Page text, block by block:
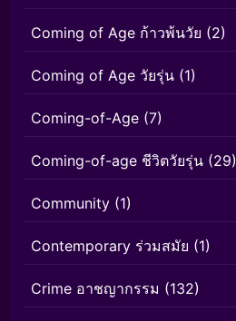
Coming of Age ก้าวพ้นวัย (2)
Coming of Age วัยรุ่น (1)
Coming-of-Age (7)
Coming-of-age ชีวิตวัยรุ่น (29)
Community (1)
Contemporary ร่วมสมัย (1)
Crime อาชญากรรม (132)